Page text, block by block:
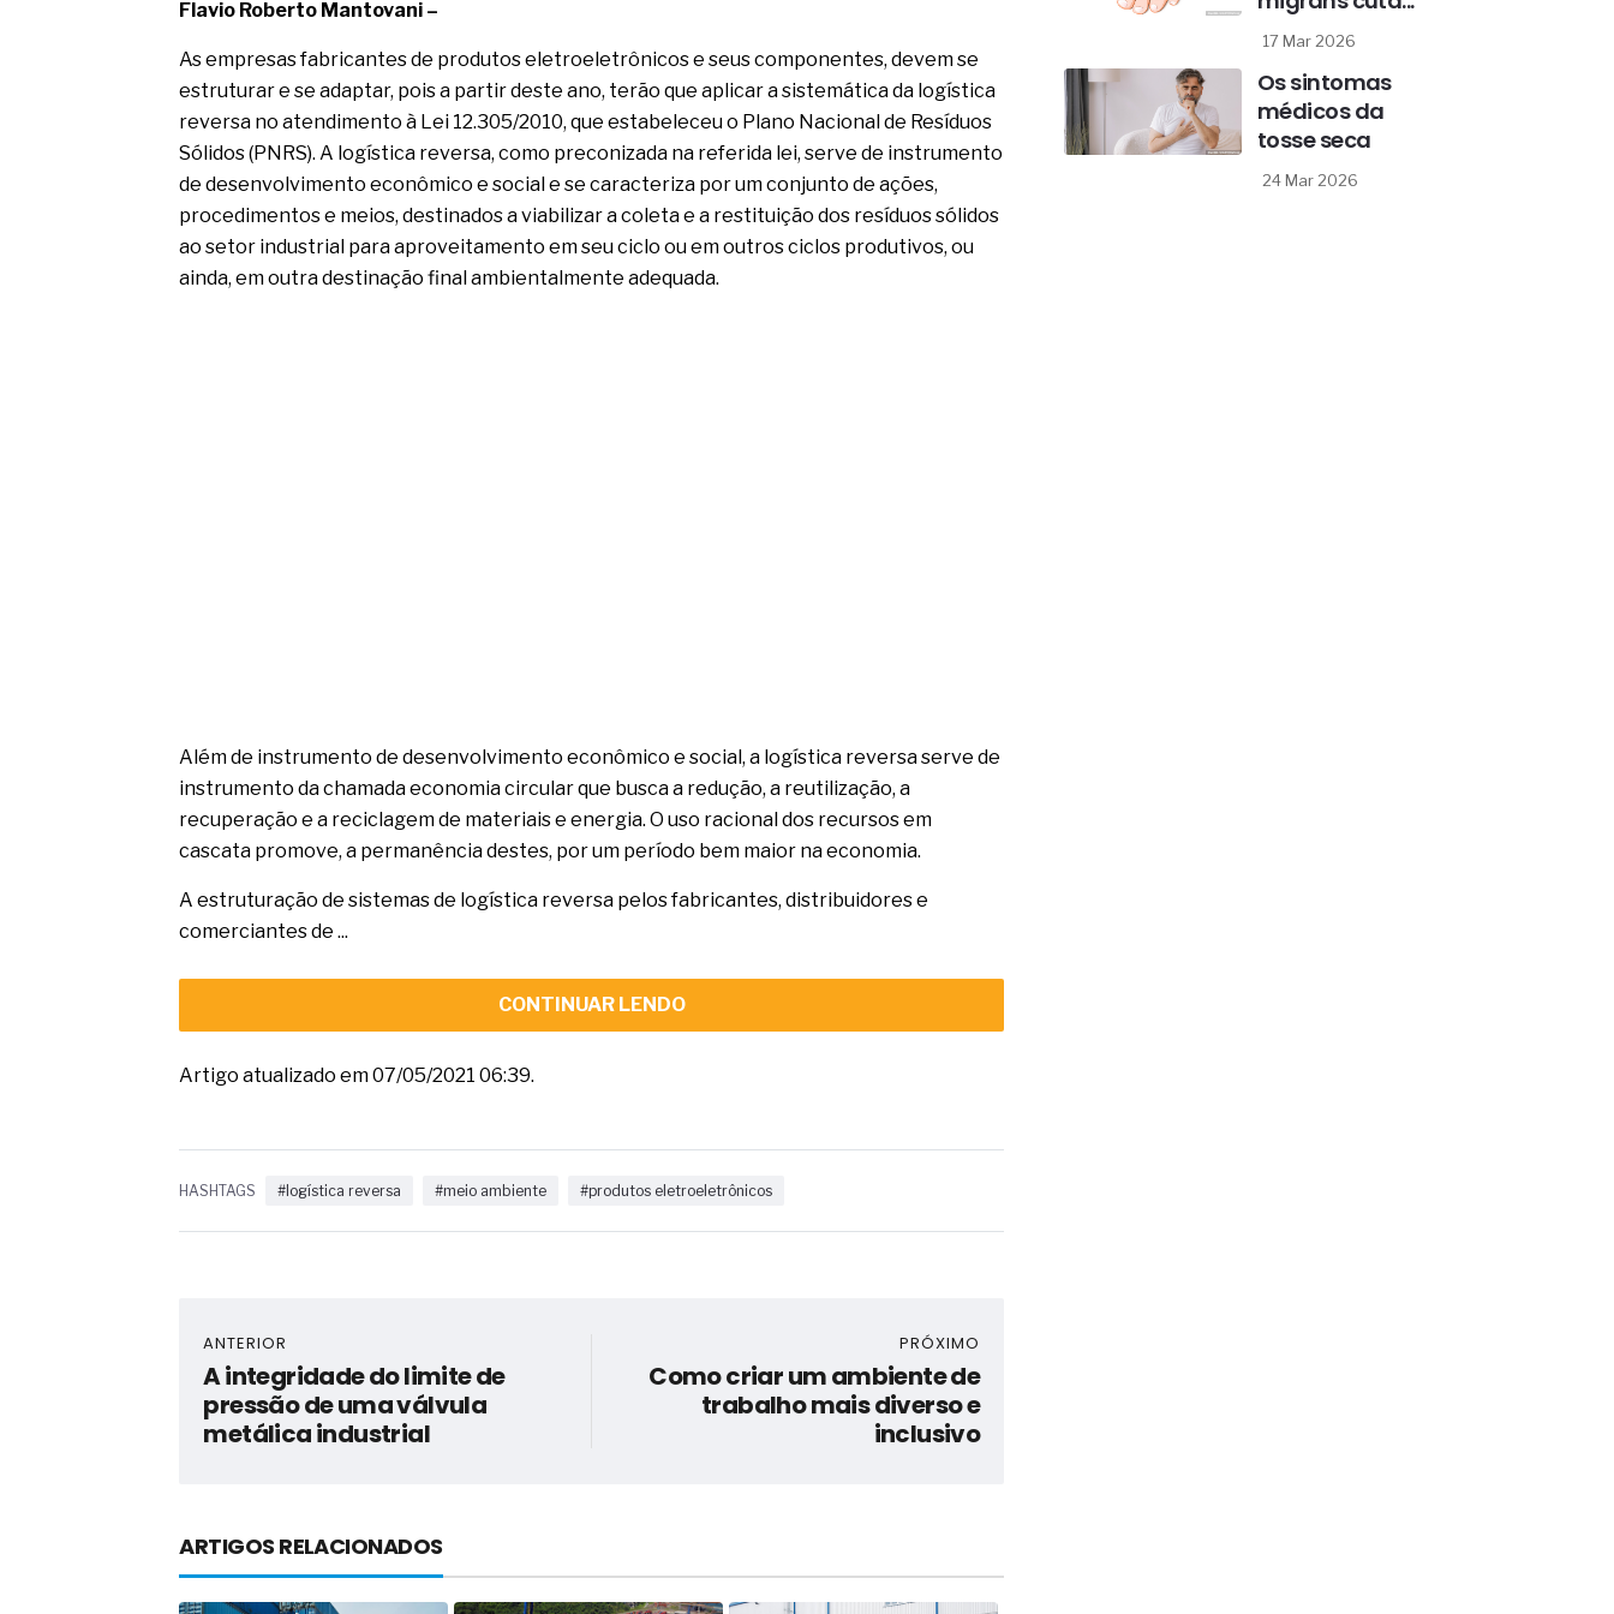
Flavio Roberto Mantovani –
As empresas fabricantes de produtos eletroeletrônicos e seus componentes, devem se
estruturar e se adaptar, pois a partir deste ano, terão que aplicar a sistemática da logística
reversa no atendimento à Lei 12.305/2010, que estabeleceu o Plano Nacional de Resíduos
Sólidos (PNRS). A logística reversa, como preconizada na referida lei, serve de instrumento
de desenvolvimento econômico e social e se caracteriza por um conjunto de ações,
procedimentos e meios, destinados a viabilizar a coleta e a restituição dos resíduos sólidos
ao setor industrial para aproveitamento em seu ciclo ou em outros ciclos produtivos, ou
ainda, em outra destinação final ambientalmente adequada.
Além de instrumento de desenvolvimento econômico e social, a logística reversa serve de
instrumento da chamada economia circular que busca a redução, a reutilização, a
recuperação e a reciclagem de materiais e energia. O uso racional dos recursos em
cascata promove, a permanência destes, por um período bem maior na economia.
A estruturação de sistemas de logística reversa pelos fabricantes, distribuidores e
comerciantes de ...
CONTINUAR LENDO
Artigo atualizado em 07/05/2021 06:39.
HASHTAGS #logística reversa #meio ambiente #produtos eletroeletrônicos
ANTERIOR
A integridade do limite de
pressão de uma válvula
metálica industrial
PRÓXIMO
Como criar um ambiente de
trabalho mais diverso e
inclusivo
ARTIGOS RELACIONADOS
17 Mar 2026
Os sintomas
médicos da
tosse seca
24 Mar 2026